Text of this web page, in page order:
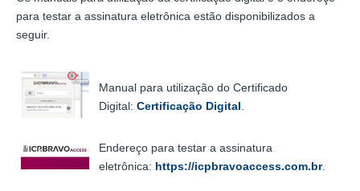
para testar a assinatura eletrônica estão disponibilizados a
seguir.
Manual para utilização do Certificado
Digital: Certificação Digital
Endereço para testar a assinatura
eletrônica: https://icpbravoaccess.com.br.